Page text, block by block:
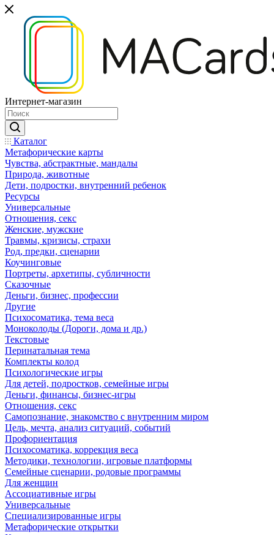
Интернет-магазин
Каталог
Mетафорические карты
Чувства, абстрактные, мандалы
Природа, животные
Дети, подростки, внутренний ребенок
Ресурсы
Универсальные
Отношения, секс
Женские, мужские
Травмы, кризисы, страхи
Род, предки, сценарии
Коучинговые
Портреты, архетипы, субличности
Сказочные
Деньги, бизнес, профессии
Другие
Психосоматика, тема веса
Моноколоды (Дороги, дома и др.)
Текстовые
Перинатальная тема
Комплекты колод
Психологические игры
Для детей, подростков, семейные игры
Деньги, финансы, бизнес-игры
Отношения, секс
Самопознание, знакомство с внутренним миром
Цель, мечта, анализ ситуаций, событий
Профориентация
Психосоматика, коррекция веса
Методики, технологии, игровые платформы
Семейные сценарии, родовые программы
Для женщин
Ассоциативные игры
Универсальные
Специализированные игры
Метафорические открытки